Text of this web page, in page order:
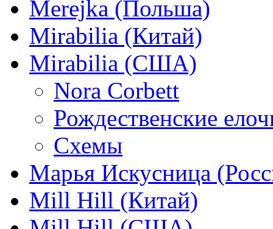
Merejka (Польша)
Mirabilia (Китай)
Mirabilia (США)
Nora Corbett
Рождественские
Схемы
Марья Искусница
Mill Hill (Китай)